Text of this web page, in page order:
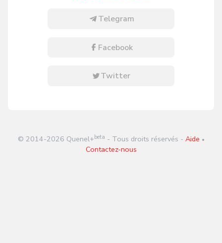
Telegram
Facebook
Twitter
© 2014-2026 Quenel+beta - Tous droits réservés - Aide •
Contactez-nous